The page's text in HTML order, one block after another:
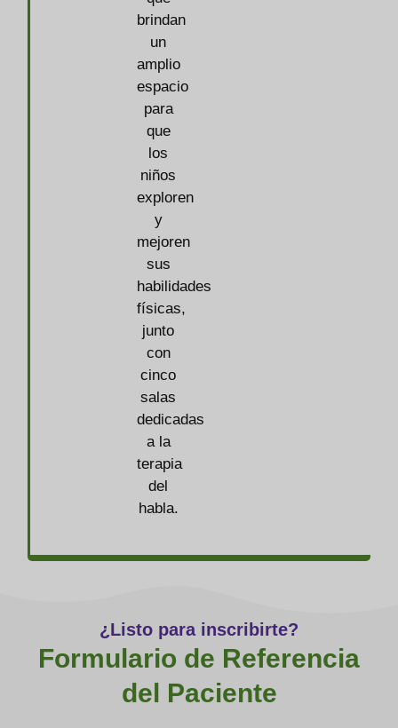
brindan
un
amplio
espacio
para
que
los
niños
exploren
y
mejoren
sus
habilidades
físicas,
junto
con
cinco
salas
dedicadas
a la
terapia
del
habla.
¿Listo para inscribirte?
Formulario de Referencia
del Paciente